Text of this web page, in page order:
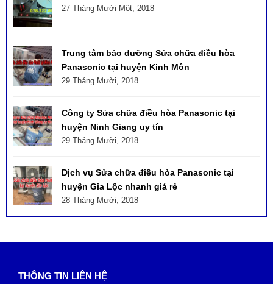
27 Tháng Mười Một, 2018
Trung tâm bảo dưỡng Sửa chữa điều hòa
Panasonic tại huyện Kinh Môn
29 Tháng Mười, 2018
Công ty Sửa chữa điều hòa Panasonic tại
huyện Ninh Giang uy tín
29 Tháng Mười, 2018
Dịch vụ Sửa chữa điều hòa Panasonic tại
huyện Gia Lộc nhanh giá rẻ
28 Tháng Mười, 2018
THÔNG TIN LIÊN HỆ